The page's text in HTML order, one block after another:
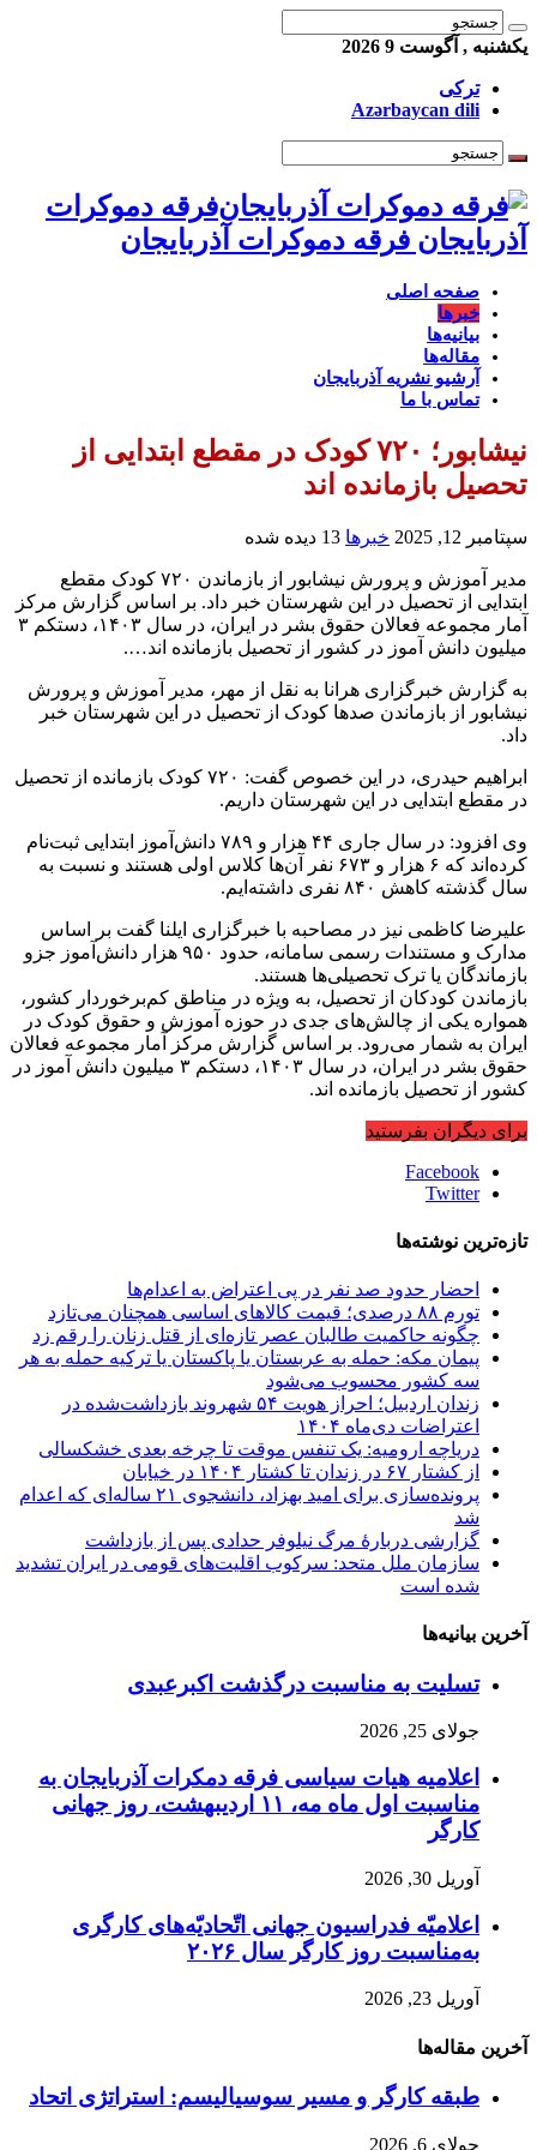
یکشنبه , آگوست 9 2026
ترکی
Azərbaycan dili
فرقه دموکرات
آذربایجان فرقه دموکرات آذربایجان
صفحه اصلی
خبرها
بیانیه‌ها
مقاله‌ها
آرشیو نشریه آذربایجان
تماس با ما
نیشابور؛ ۷۲۰ کودک در مقطع ابتدایی از
تحصیل بازمانده اند
سپتامبر 12, 2025 خبرها 13 دیده شده
مدیر آموزش و پرورش نیشابور از بازماندن ۷۲۰ کودک مقطع
ابتدایی از تحصیل در این شهرستان خبر داد. بر اساس گزارش مرکز
آمار مجموعه فعالان حقوق بشر در ایران، در سال ۱۴۰۳، دستکم ۳
میلیون دانش آموز در کشور از تحصیل بازمانده اند….
به گزارش خبرگزاری هرانا به نقل از مهر، مدیر آموزش و پرورش
نیشابور از بازماندن صدها کودک از تحصیل در این شهرستان خبر
داد.
ابراهیم حیدری، در این خصوص گفت: ۷۲۰ کودک بازمانده از تحصیل
در مقطع ابتدایی در این شهرستان داریم.
وی افزود: در سال جاری ۴۴ هزار و ۷۸۹ دانش‌آموز ابتدایی ثبت‌نام
کرده‌اند که ۶ هزار و ۶۷۳ نفر آن‌ها کلاس اولی هستند و نسبت به
سال گذشته کاهش ۸۴۰ نفری داشته‌ایم.
علیرضا کاظمی نیز در مصاحبه با خبرگزاری ایلنا گفت بر اساس
مدارک و مستندات رسمی سامانه، حدود ۹۵۰ هزار دانش‌آموز جزو
بازماندگان یا ترک تحصیلی‌ها هستند.
بازماندن کودکان از تحصیل، به ویژه در مناطق کم‌برخوردار کشور،
همواره یکی از چالش‌های جدی در حوزه آموزش و حقوق کودک در
ایران به شمار می‌رود. بر اساس گزارش مرکز آمار مجموعه فعالان
حقوق بشر در ایران، در سال ۱۴۰۳، دستکم ۳ میلیون دانش آموز در
کشور از تحصیل بازمانده اند.
برای دیگران بفرستید
Facebook
Twitter
تازه‌ترین نوشته‌ها
احضار حدود صد نفر در پی اعتراض به اعدام‌ها
تورم ۸۸ درصدی؛ قیمت کالاهای اساسی همچنان می‌تازد
چگونه حاکمیت طالبان عصر تازه‌ای از قتل زنان را رقم زد
پیمان مکه: حمله به عربستان یا پاکستان یا ترکیه حمله به هر
سه کشور محسوب می‌شود
زندان اردبیل؛ احراز هویت ۵۴ شهروند بازداشت‌شده در
اعتراضات دی‌ماه ۱۴۰۴
دریاچه ارومیه: یک تنفس موقت تا چرخه بعدی خشکسالی
از کشتار ۶۷ در زندان تا کشتار ۱۴۰۴ در خیابان
پرونده‌سازی برای امید بهزاد، دانشجوی ۲۱ ساله‌ای که اعدام
شد
گزارشی دربارهٔ مرگ نیلوفر حدادی پس از بازداشت
سازمان ملل متحد: سرکوب اقلیت‌های قومی در ایران تشدید
شده است
آخرین بیانیه‌ها
تسلیت به مناسبت درگذشت اکبرعبدی
جولای 25, 2026
اعلامیه هیات سیاسی فرقه دمکرات آذربایجان به
مناسبت اول ماه مه، ۱۱ اردیبهشت، روز جهانی
کارگر
آوریل 30, 2026
اعلامیّه فدراسیون جهانی اتّحادیّه‌های کارگری
به‌مناسبت روز کارگر سال ۲۰۲۶
آوریل 23, 2026
آخرین مقاله‌ها
طبقه کارگر و مسیر سوسیالیسم: استراتژی اتحاد
جولای 6, 2026